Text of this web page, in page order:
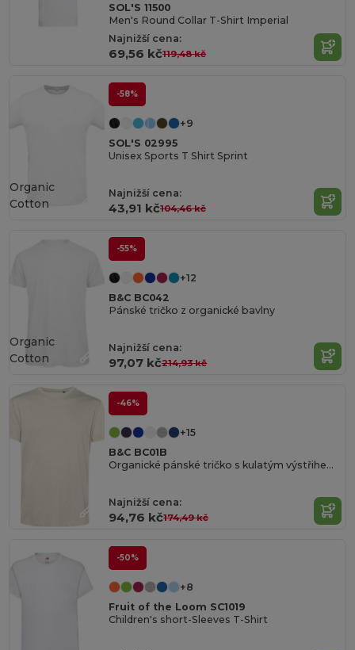
SOL'S 11500
Men's Round Collar T-Shirt Imperial
Najnižší cena:
69,56 kč119,48 kč
-58%
+9
SOL'S 02995
Unisex Sports T Shirt Sprint
Najnižší cena:
43,91 kč104,46 kč
Organic
Cotton
-55%
+12
B&C BC042
Pánské tričko z organické bavlny
Najnižší cena:
97,07 kč214,93 kč
Organic
Cotton
-46%
+15
B&C BC01B
Organické pánské tričko s kulatým výstřihem 150
Najnižší cena:
94,76 kč174,49 kč
-50%
+8
Fruit of the Loom SC1019
Children's short-Sleeves T-Shirt